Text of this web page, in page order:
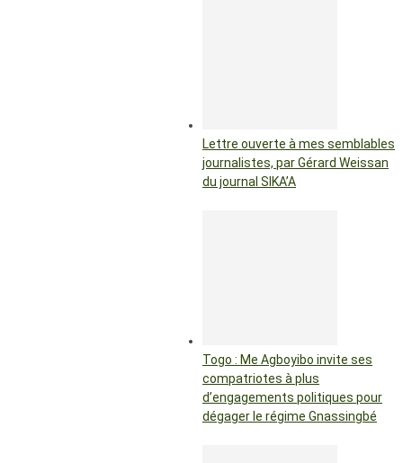
Lettre ouverte à mes semblables
journalistes, par Gérard Weissan
du journal SIKA’A
Togo : Me Agboyibo invite ses
compatriotes à plus
d’engagements politiques pour
dégager le régime Gnassingbé